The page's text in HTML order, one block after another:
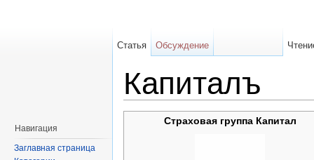
Капиталъ
Страховая группа Капитал
Статья Обсуждение
Навигация
Заглавная страница